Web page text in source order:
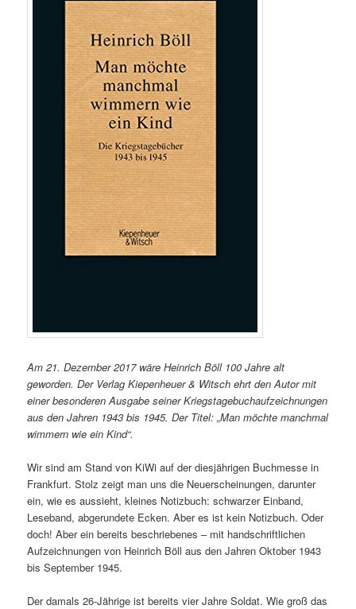
Am 21. Dezember 2017 wäre Heinrich Böll 100 Jahre alt
geworden. Der Verlag Kiepenheuer & Witsch ehrt den Autor mit
einer besonderen Ausgabe seiner Kriegstagebuchaufzeichnungen
aus den Jahren 1943 bis 1945. Der Titel: „Man möchte manchmal
wimmern wie ein Kind“.
Wir sind am Stand von KiWi auf der diesjährigen Buchmesse in
Frankfurt. Stolz zeigt man uns die Neuerscheinungen, darunter
ein, wie es aussieht, kleines Notizbuch: schwarzer Einband,
Leseband, abgerundete Ecken. Aber es ist kein Notizbuch. Oder
doch! Aber ein bereits beschriebenes – mit handschriftlichen
Aufzeichnungen von Heinrich Böll aus den Jahren Oktober 1943
bis September 1945.
Der damals 26-Jährige ist bereits vier Jahre Soldat. Wie groß das